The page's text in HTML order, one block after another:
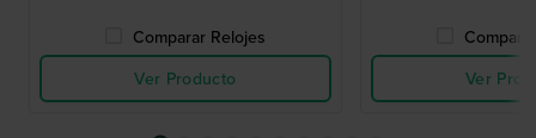
Comparar Relojes
Ver Producto
Ver